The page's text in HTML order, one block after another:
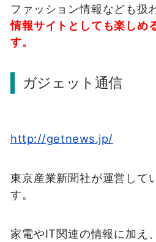
ファッション情報なども扱
情報サイトとしても楽しめ
す。
ガジェット通信
http://getnews.jp/
東京産業新聞社が運営して
す。
家電やIT関連の情報に加え